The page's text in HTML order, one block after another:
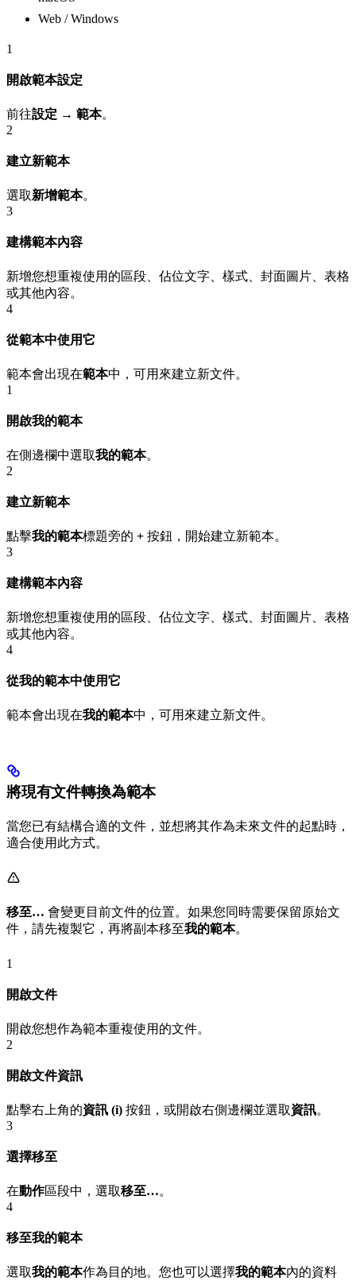
Web / Windows
1
開啟範本設定
前往設定 → 範本。
2
建立新範本
選取新增範本。
3
建構範本內容
新增您想重複使用的區段、佔位文字、樣式、封面圖片、表格
或其他內容。
4
從範本中使用它
範本會出現在範本中，可用來建立新文件。
1
開啟我的範本
在側邊欄中選取我的範本。
2
建立新範本
點擊我的範本標題旁的 + 按鈕，開始建立新範本。
3
建構範本內容
新增您想重複使用的區段、佔位文字、樣式、封面圖片、表格
或其他內容。
4
從我的範本中使用它
範本會出現在我的範本中，可用來建立新文件。
將現有文件轉換為範本
當您已有結構合適的文件，並想將其作為未來文件的起點時，
適合使用此方式。
移至… 會變更目前文件的位置。如果您同時需要保留原始文
件，請先複製它，再將副本移至我的範本。
1
開啟文件
開啟您想作為範本重複使用的文件。
2
開啟文件資訊
點擊右上角的資訊 (i) 按鈕，或開啟右側邊欄並選取資訊。
3
選擇移至
在動作區段中，選取移至…。
4
移至我的範本
選取我的範本作為目的地。您也可以選擇我的範本內的資料